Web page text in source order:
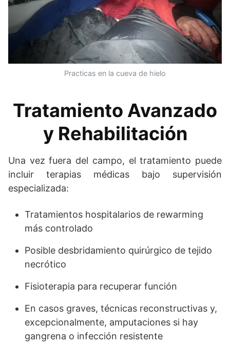
Practicas en la cueva de hielo
Tratamiento Avanzado
y Rehabilitación
Una vez fuera del campo, el tratamiento puede
incluir terapias médicas bajo supervisión
especializada:
Tratamientos hospitalarios de rewarming
más controlado
Posible desbridamiento quirúrgico de tejido
necrótico
Fisioterapia para recuperar función
En casos graves, técnicas reconstructivas y,
excepcionalmente, amputaciones si hay
gangrena o infección resistente